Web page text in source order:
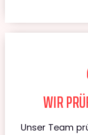
WIR
Unser Team